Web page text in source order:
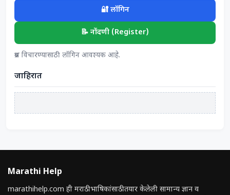
🔐 लॉगिन
📝 नोंदणी (Register)
प्रश्न विचारण्यासाठी लॉगिन आवश्यक आहे.
जाहिरात
Marathi Help
marathihelp.com ही मराठी भाषिकांसाठी तयार केलेली सामान्य ज्ञान व